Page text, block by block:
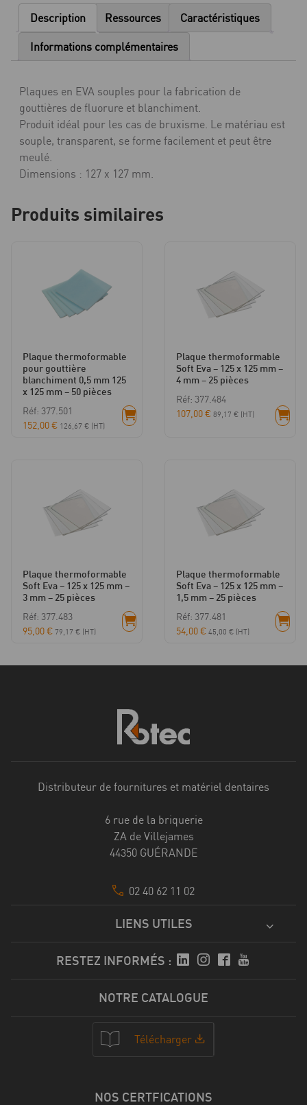
mm
mm
25
pièces
Description Ressources Caractéristiques
Informations complémentaires
Plaques en EVA souples pour la fabrication de
gouttières de fluorure et blanchiment.
Produit idéal pour les cas de bruxisme. Le matériau est
souple, transparent, se forme facilement et peut être
meulé.
Dimensions : 127 x 127 mm.
Produits similaires
Plaque thermoformable
pour gouttière
blanchiment 0,5 mm 125
x 125 mm – 50 pièces
Réf: 377.501
152,00€ 126,67 € (HT)
Plaque thermoformable
Soft Eva – 125 x 125 mm –
4 mm – 25 pièces
Réf: 377.484
107,00€ 89,17 € (HT)
Plaque thermoformable
Soft Eva – 125 x 125 mm –
3 mm – 25 pièces
Réf: 377.483
95,00€ 79,17 € (HT)
Plaque thermoformable
Soft Eva – 125 x 125 mm –
1,5 mm – 25 pièces
Réf: 377.481
54,00€ 45,00 € (HT)
Distributeur de fournitures et matériel dentaires
6 rue de la briquerie
ZA de Villejames
44350 GUÉRANDE
02 40 62 11 02
LIENS UTILES
RESTEZ INFORMÉS :
NOTRE CATALOGUE
Télécharger
NOS CERTFICATIONS